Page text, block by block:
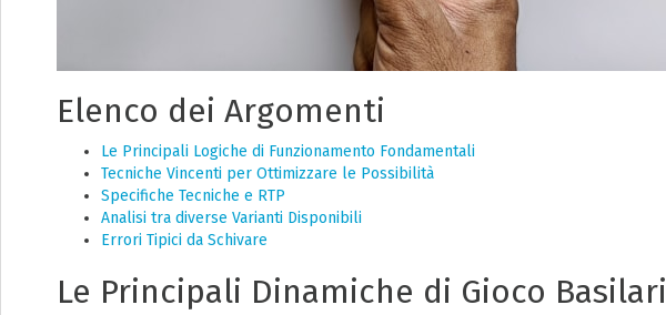
Elenco dei Argomenti
Le Principali Logiche di Funzionamento Fondamentali
Tecniche Vincenti per Ottimizzare le Possibilità
Specifiche Tecniche e RTP
Analisi tra diverse Varianti Disponibili
Errori Tipici da Schivare
Le Principali Dinamiche di Gioco Basilari